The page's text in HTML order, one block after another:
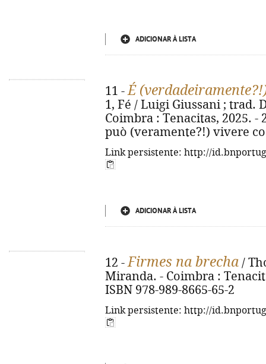
ADICIONAR À LISTA
11 -É
1, Fé / Luigi Giussani ; trad.
Coimbra : Tenacitas, 2025. -
può (veramente?!) vivere
Link persistente: http://
ADICIONAR À LISTA
12 -Firmes na brecha /
Miranda. - Coimbra :
ISBN 978-989-8665-65-2
Link persistente: http://